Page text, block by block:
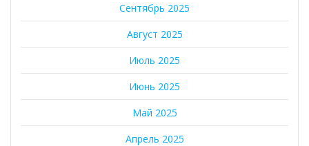
Сентябрь 2025
Август 2025
Июль 2025
Июнь 2025
Май 2025
Апрель 2025